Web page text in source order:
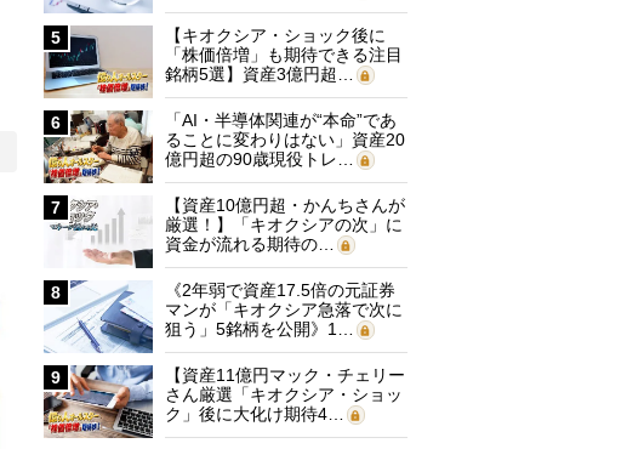
5
【キオクシア・ショック後に
「株価倍増」も期待できる注目
銘柄5選】資産3億円超…
6
「AI・半導体関連が“本命”であ
ることに変わりはない」資産20
億円超の90歳現役トレ…
7
【資産10億円超・かんちさんが
厳選！】「キオクシアの次」に
資金が流れる期待の…
8
《2年弱で資産17.5倍の元証券
マンが「キオクシア急落で次に
狙う」5銘柄を公開》1…
9
【資産11億円マック・チェリー
さん厳選「キオクシア・ショッ
ク」後に大化け期待4…